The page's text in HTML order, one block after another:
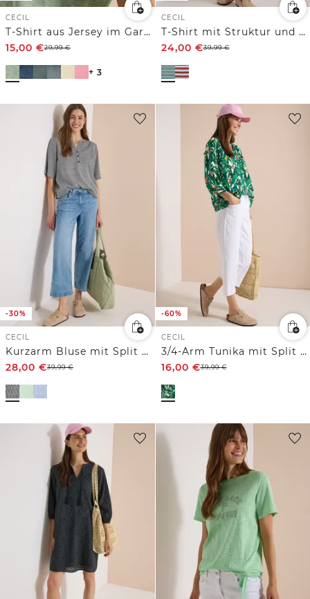
CECIL
T-Shirt aus Jersey im Garment Dye Look
15,00 €29,99€
+ 3
CECIL
T-Shirt mit Struktur und Streifen
24,00 €39,99€
-30%
CECIL
Kurzarm Bluse mit Split Neck und Streifen
28,00 €39,99€
-60%
CECIL
3/4-Arm Tunika mit Split Neck und Print
16,00 €39,99€